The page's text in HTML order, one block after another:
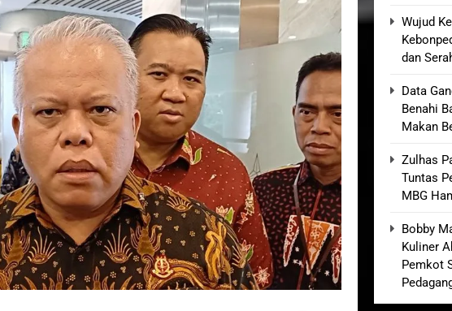
Sumenep Koordinasikan dan Berangkatkan Empat Korban
Perak Surabaya
Diduga Lakukan Pungutan melalui Komite Sekolah, Disorot karena
Disdik Jabar
Indonesia Bantah Isu Mogok Nasional TKBM: “Belum Ada Keputusan
Sukaresmi: Kala Mina Padi, P2L, dan Gotong Royong Menggerakkan
Wujud
dan
Data
Benahi
Makan
Zulhas
Tuntas
MBG
Bobby
Kuliner
Pemkot